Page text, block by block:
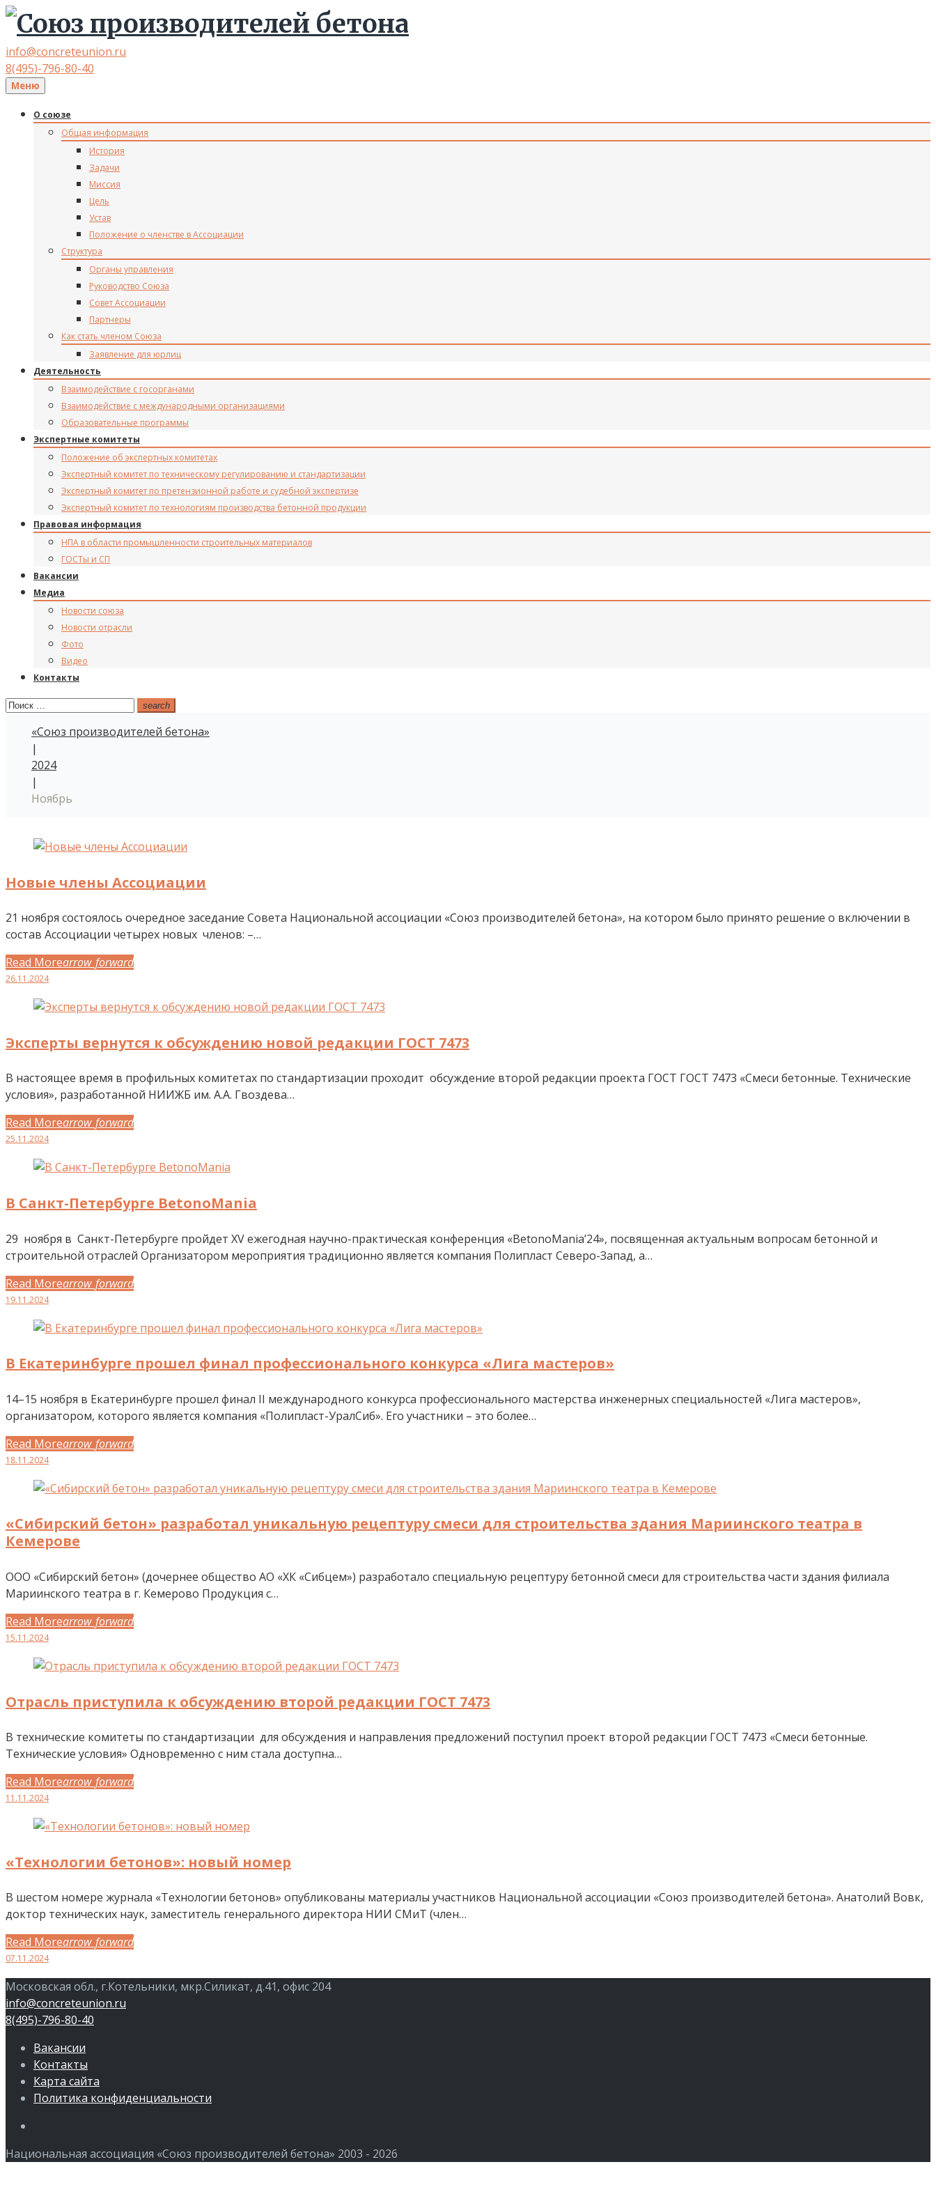
info@concreteunion.ru
8(495)-796-80-40
Меню
О союзе
Общая информация
История
Задачи
Миссия
Цель
Устав
Положение о членстве в Ассоциации
Структура
Органы управления
Руководство Союза
Совет Ассоциации
Партнеры
Как стать членом Союза
Заявление для юрлиц
Деятельность
Взаимодействие с госорганами
Взаимодействие с международными организациями
Образовательные программы
Экспертные комитеты
Положение об экспертных комитетах
Экспертный комитет по техническому регулированию и стандартизации
Экспертный комитет по претензионной работе и судебной экспертизе
Экспертный комитет по технологиям производства бетонной продукции
Правовая информация
НПА в области промышленности строительных материалов
ГОСТы и СП
Вакансии
Медиа
Новости союза
Новости отрасли
Фото
Видео
Контакты
Поиск: search
«Союз производителей бетона»
|
2024
|
Ноябрь
Месяц:
Ноябрь
2024
Новые члены Ассоциации
21 ноября состоялось очередное заседание Совета Национальной ассоциации «Союз производителей бетона», на котором было принято решение о включении в
состав Ассоциации четырех новых членов: –…
Read Morearrow_forward
Facebook
Twitter
Google+
LinkedIn
Pinterest
26.11.2024
Эксперты вернутся к обсуждению новой редакции ГОСТ 7473
В настоящее время в профильных комитетах по стандартизации проходит обсуждение второй редакции проекта ГОСТ ГОСТ 7473 «Смеси бетонные. Технические
условия», разработанной НИИЖБ им. А.А. Гвоздева…
Read Morearrow_forward
Facebook
Twitter
Google+
LinkedIn
Pinterest
25.11.2024
В Санкт-Петербурге BetonoMania
29 ноября в Санкт-Петербурге пройдет XV ежегодная научно-практическая конференция «BetonoMania’24», посвященная актуальным вопросам бетонной и
строительной отраслей Организатором мероприятия традиционно является компания Полипласт Северо-Запад, а…
Read Morearrow_forward
Facebook
Twitter
Google+
LinkedIn
Pinterest
19.11.2024
В Екатеринбурге прошел финал профессионального конкурса «Лига мастеров»
14–15 ноября в Екатеринбурге прошел финал II международного конкурса профессионального мастерства инженерных специальностей «Лига мастеров»,
организатором, которого является компания «Полипласт-УралСиб». Его участники – это более…
Read Morearrow_forward
Facebook
Twitter
Google+
LinkedIn
Pinterest
18.11.2024
«Сибирский бетон» разработал уникальную рецептуру смеси для строительства здания Мариинского театра в
Кемерове
ООО «Сибирский бетон» (дочернее общество АО «ХК «Сибцем») разработало специальную рецептуру бетонной смеси для строительства части здания филиала
Мариинского театра в г. Кемерово Продукция с…
Read Morearrow_forward
Facebook
Twitter
Google+
LinkedIn
Pinterest
15.11.2024
Отрасль приступила к обсуждению второй редакции ГОСТ 7473
В технические комитеты по стандартизации для обсуждения и направления предложений поступил проект второй редакции ГОСТ 7473 «Смеси бетонные.
Технические условия» Одновременно с ним стала доступна…
Read Morearrow_forward
Facebook
Twitter
Google+
LinkedIn
Pinterest
11.11.2024
«Технологии бетонов»: новый номер
В шестом номере журнала «Технологии бетонов» опубликованы материалы участников Национальной ассоциации «Союз производителей бетона». Анатолий Вовк,
доктор технических наук, заместитель генерального директора НИИ СМиТ (член…
Read Morearrow_forward
Facebook
Twitter
Google+
LinkedIn
Pinterest
07.11.2024
Московская обл., г.Котельники, мкр.Силикат, д.41, офис 204
info@concreteunion.ru
8(495)-796-80-40
Вакансии
Контакты
Карта сайта
Политика конфиденциальности
Национальная ассоциация «Союз производителей бетона» 2003 - 2026